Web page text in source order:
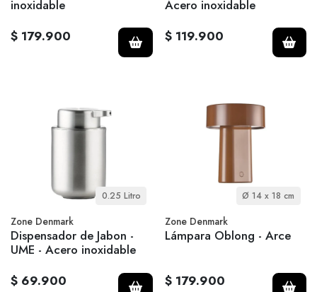
inoxidable
$ 179.900
Acero inoxidable
$ 119.900
0.25 Litro
Zone Denmark
Dispensador de Jabon -
UME - Acero inoxidable
$ 69.900
Ø 14 x 18 cm
Zone Denmark
Lámpara Oblong - Arce
$ 179.900